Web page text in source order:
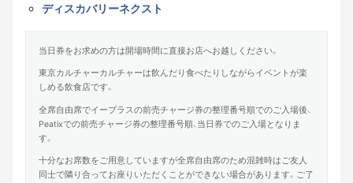
ディスカバリーネクスト
当日券をお求めの方は開場時間に直接お店へお越しください。
東京カルチャーカルチャーは飲んだり食べたりしながらイベントが楽
しめる飲食店です。
全席自由席でイープラスの前売チャージ券の整理番号順でのご入場後、
Peatixでの前売チャージ券の整理番号順、当日券でのご入場となりま
す。
十分なお席数をご用意していますが全席自由席のため混雑時はご友人
同士で隣り合ってお座りいただくことができない場合があります。ご了